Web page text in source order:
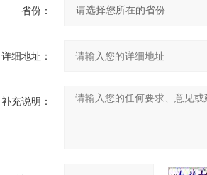
省份：
详细地址：
补充说明：